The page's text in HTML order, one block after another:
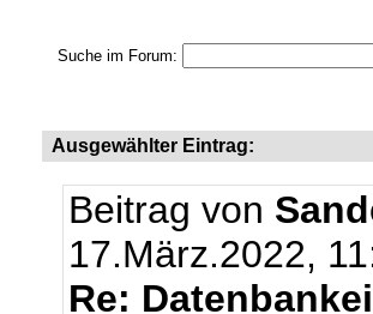
Suche im Forum:
Ausgewählter Eintrag:
Beitrag von
17.März.2022,
Re: